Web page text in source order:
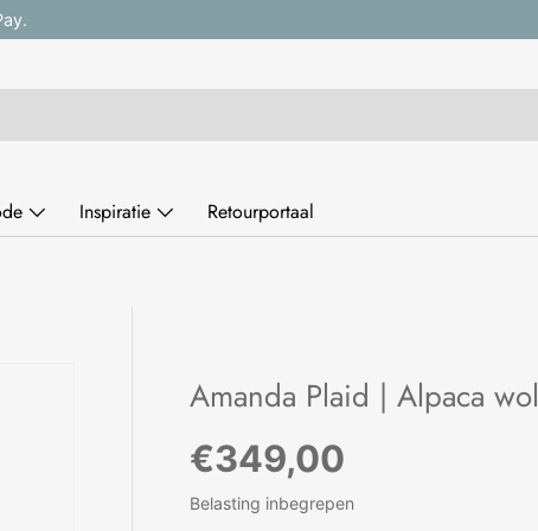
Inspiratie Retourportaal
Amanda Plaid | Alpaca wol
Reguliere prijs
€349,00
Belasting inbegrepen